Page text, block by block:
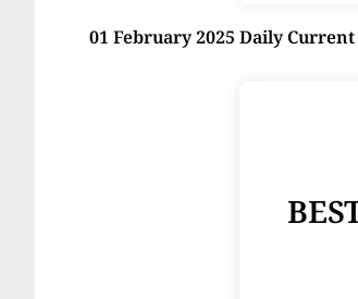
01 February 2025 Daily